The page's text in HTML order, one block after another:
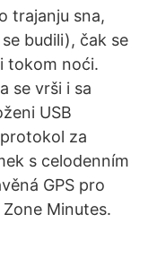
trajanju sna,
budili), čak se
tokom noći.
se vrši i sa
USB
za
s celodenním
GPS pro
Minutes.